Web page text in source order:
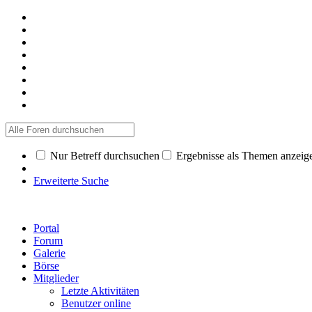
Nur Betreff durchsuchen Ergebnisse als Themen
Erweiterte Suche
Portal
Forum
Galerie
Börse
Mitglieder
Letzte Aktivitäten
Benutzer online